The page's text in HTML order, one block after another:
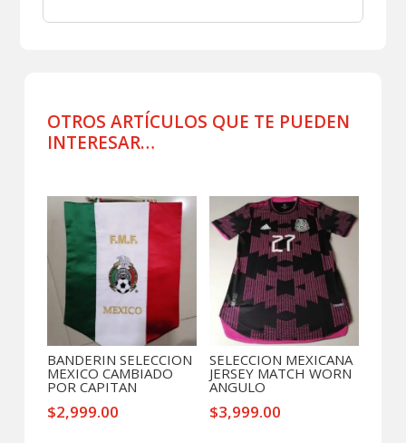
ELIMINATORIAS
2022
OTROS ARTÍCULOS QUE TE PUEDEN
INTERESAR…
BANDERIN SELECCION
MEXICO CAMBIADO
POR CAPITAN
$2,999.00
SELECCION MEXICANA
JERSEY MATCH WORN
ANGULO
$3,999.00